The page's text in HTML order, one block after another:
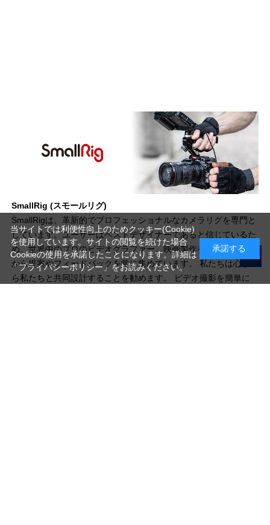
SmallRig (スモールリグ)
SmallRigは、革新的でプロフェッショナルなカメラリグを専門と
しています。ユーザーはベストデザイナーであると信じているた
め、世界中のプロのビデオグラファー、映画製作者、写真愛好家
から提案やフィードバックを常に集めています。 私たちは心か
ら私たちと共同設計することを勧めます。 ビデオ撮影を簡単に
当サイトでは利便性向上のためクッキー(Cookie)
を使用しています。サイトの閲覧を続けた場合
Cookieの使用を承諾したことになります。詳細は
「プライバシーポリシー」をお読みください。
承諾する